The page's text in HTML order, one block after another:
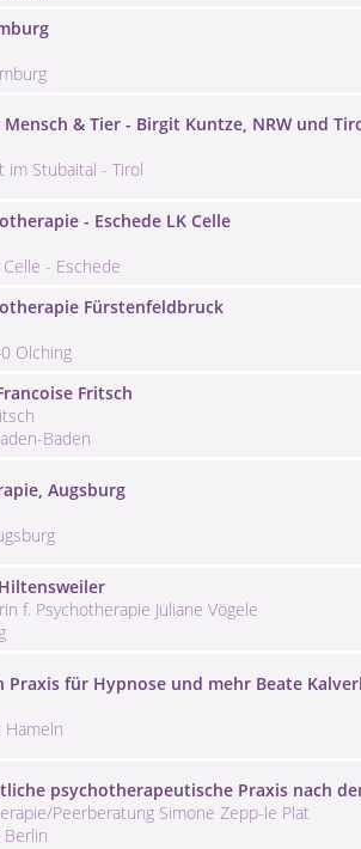
& Tier - Birgit Kuntze, NRW und
im Stubaital - Tirol
- Eschede LK Celle
- Eschede
Fürstenfeldbruck
Olching
Fritsch
Baden
Augsburg
f. Psychotherapie Juliane Vögele
für Hypnose und mehr Beate
psychotherapeutische Praxis nach
Peerberatung Simone Zepp-le Plat